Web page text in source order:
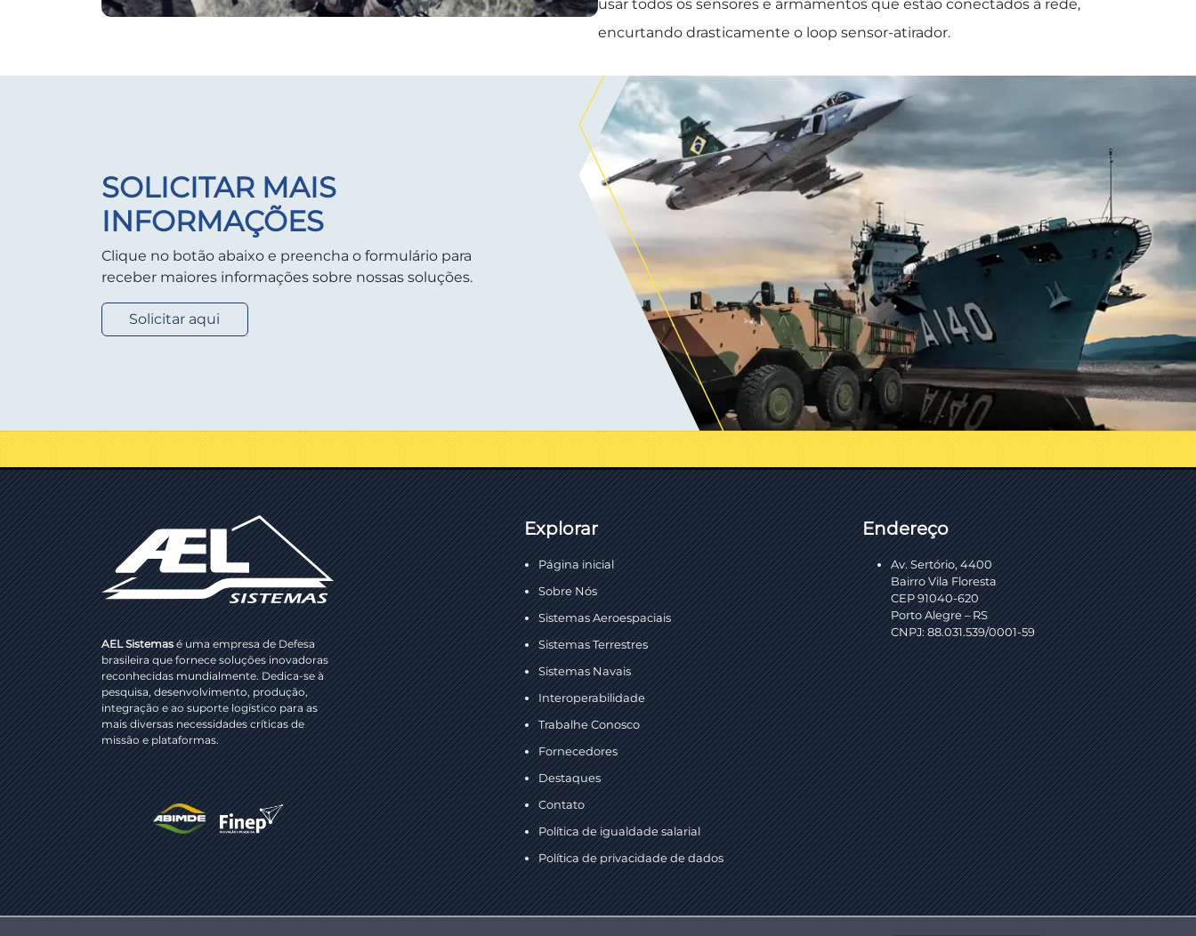
usar todos os sensores e armamentos que estão conectados à rede,
encurtando drasticamente o loop sensor-atirador.
SOLICITAR MAIS
INFORMAÇÕES
Clique no botão abaixo e preencha o formulário para
receber maiores informações sobre nossas soluções.
Solicitar aqui
AEL Sistemasé uma empresa de Defesa
brasileira que fornece soluções inovadoras
reconhecidas mundialmente. Dedica-se à
pesquisa, desenvolvimento, produção,
integração e ao suporte logístico para as
mais diversas necessidades críticas de
missão e plataformas.
Explorar
Página inicial
Sobre Nós
Sistemas Aeroespaciais
Sistemas Terrestres
Sistemas Navais
Interoperabilidade
Trabalhe Conosco
Fornecedores
Destaques
Contato
Política de igualdade salarial
Política de privacidade de dados
Endereço
Av. Sertório, 4400
Bairro Vila Floresta
CEP 91040-620
Porto Alegre – RS
CNPJ: 88.031.539/0001-59